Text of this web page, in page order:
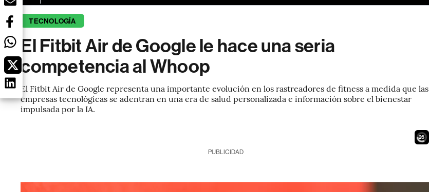
TECNOLOGÍA
El Fitbit Air de Google le hace una seria
competencia al Whoop
El Fitbit Air de Google representa una importante evolución en los rastreadores de fitness a medida que las
empresas tecnológicas se adentran en una era de salud personalizada e información sobre el bienestar
impulsada por la IA.
24
PUBLICIDAD